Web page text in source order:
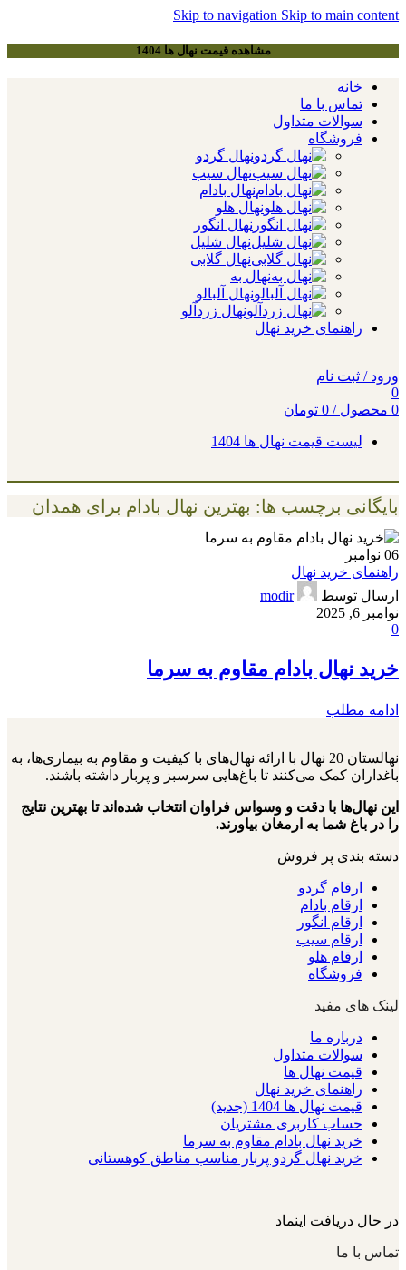
Skip to navigation Skip to main content
مشاهده قیمت نهال ها 1404
خانه
تماس با ما
سوالات متداول
فروشگاه
نهال گردو
نهال سیب
نهال بادام
نهال هلو
نهال انگور
نهال شلیل
نهال گلابی
نهال به
نهال آلبالو
نهال زردآلو
راهنمای خرید نهال
ورود / ثبت نام
0
0 محصول /
0 تومان
لیست قیمت نهال ها 1404
بایگانی برچسب ها: بهترین نهال بادام برای همدان
06 نوامبر
راهنمای خرید نهال
ارسال توسط
modir
نوامبر 6, 2025
0
خرید نهال بادام مقاوم به سرما
ادامه مطلب
نهالستان 20 نهال با ارائه نهال‌های با کیفیت و مقاوم به بیماری‌ها، به
باغداران کمک می‌کنند تا باغ‌هایی سرسبز و پربار داشته باشند.
این نهال‌ها با دقت و وسواس فراوان انتخاب شده‌اند تا بهترین نتایج
را در باغ شما به ارمغان بیاورند.
دسته بندی پر فروش
ارقام گردو
ارقام بادام
ارقام انگور
ارقام سیب
ارقام هلو
فروشگاه
لینک های مفید
درباره ما
سوالات متداول
قیمت نهال ها
راهنمای خرید نهال
قیمت نهال ها 1404 (جدید)
حساب کاربری مشتریان
خرید نهال بادام مقاوم به سرما
خرید نهال گردو پربار مناسب مناطق کوهستانی
در حال دریافت اینماد
تماس با ما